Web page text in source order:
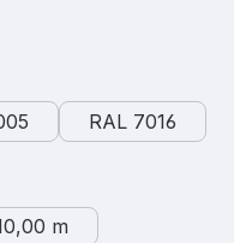
verfügbar.)
RAL 7016
m